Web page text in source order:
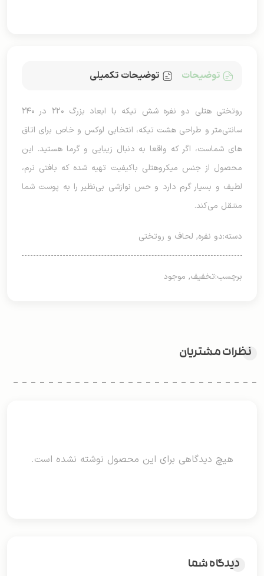
توضیحات توضیحات تکمیلی
روتختی هتلی دو نفره شش تیکه با ابعاد بزرگ ۲2۰ در ۲۴۰
سانتی‌متر و طراحی هشت تیکه، انتخابی لوکس و خاص برای اتاق
های شماست، اگر که واقعا به دنبال زیبایی و گرما هستید. این
محصول از جنس میکروهتلی باکیفیت تهیه شده که بافتی نرم،
لطیف و بسیار گرم دارد و حس نوازشی بی‌نظیر را به پوست شما
منتقل می‌کند.
دسته:دو نفره, لحاف و روتختی
برچسب:تخفیف, موجود
نظرات مشتریان
هیچ دیدگاهی برای این محصول نوشته نشده است.
دیدگاه شما